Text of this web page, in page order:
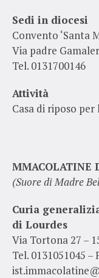
Sedi in diocesi
Convento ‘Santa
Via padre
Tel. 0131700146
Attività
Casa di riposo
MMACOLATINE
(Suore di Madre
Curia
di Lourdes
Via Tortona 27 –
Tel. 0131051045 –